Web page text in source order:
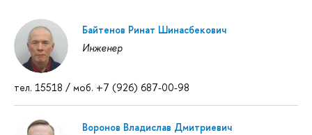
Байтенов Ринат Шинасбекович
Инженер
тел. 15518 / моб. +7 (926) 687-00-98
Воронов Владислав Дмитриевич